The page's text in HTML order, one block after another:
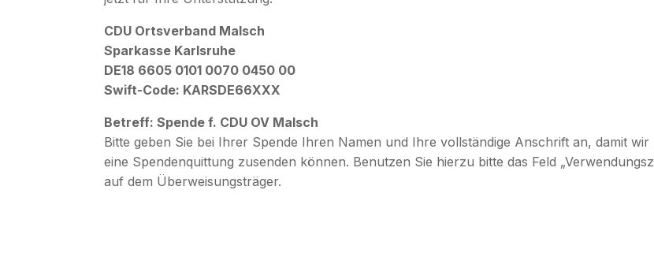
CDU Ortsverband Malsch
Sparkasse Karlsruhe
DE18 6605 0101 0070 0450 00
Swift-Code: KARSDE66XXX
Betreff: Spende f. CDU OV Malsch
Bitte geben Sie bei Ihrer Spende Ihren Namen und Ihre vollständige Anschrift an, damit wir
eine Spendenquittung zusenden können. Benutzen Sie hierzu bitte das Feld
auf dem Überweisungsträger.